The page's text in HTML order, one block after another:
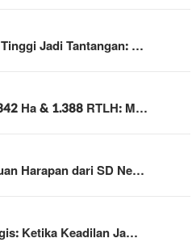
Jadi Tantangan: …
Ha & 1.388 RTLH: M…
Harapan dari SD Ne…
Ketika Keadilan Ja…